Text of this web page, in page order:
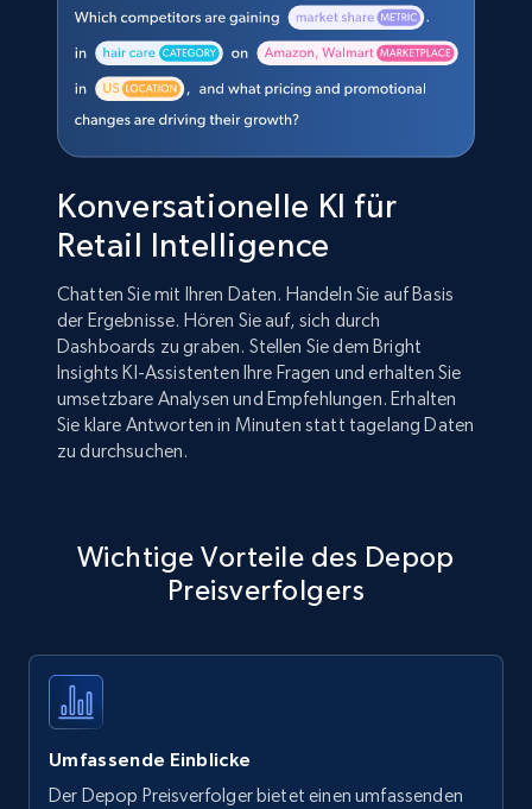
Konversationelle KI für
Retail Intelligence
Chatten Sie mit Ihren Daten. Handeln Sie auf Basis
der Ergebnisse. Hören Sie auf, sich durch
Dashboards zu graben. Stellen Sie dem Bright
Insights KI-Assistenten Ihre Fragen und erhalten Sie
umsetzbare Analysen und Empfehlungen. Erhalten
Sie klare Antworten in Minuten statt tagelang Daten
zu durchsuchen.
Wichtige Vorteile des Depop
Preisverfolgers
Umfassende Einblicke
Der Depop Preisverfolger bietet einen umfassenden